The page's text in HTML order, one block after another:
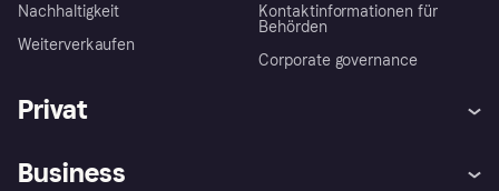
Nachhaltigkeit
Weiterverkaufen
Kontaktinformationen für
Behörden
Corporate governance
Privat
Business